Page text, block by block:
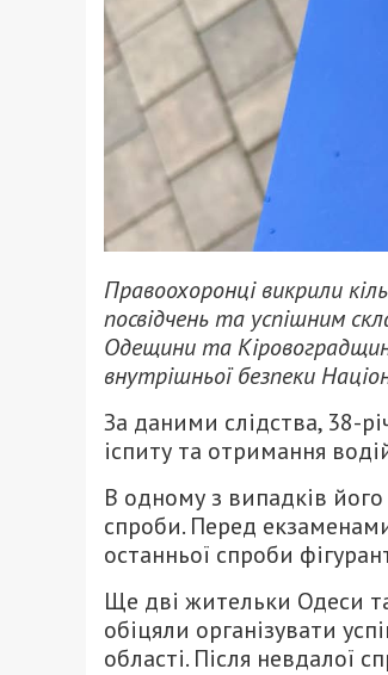
Правоохоронці викрили
посвідчень та успішним
Одещини та
внутрішньої безпеки
За даними слідства, 38-
іспиту та отримання
В одному з випадків
спроби. Перед
останньої спроби
Ще дві жительки Одеси та
обіцяли організувати
області. Після невдалої